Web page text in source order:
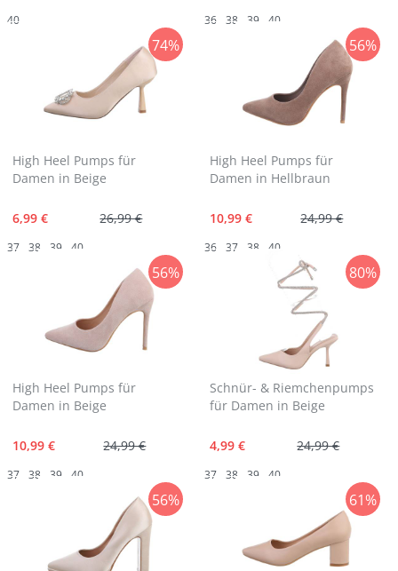
40 36 38 39 40
74%
High Heel Pumps für
Damen in Beige
26,99 €
6,99 €
37 38 39 40
56%
High Heel Pumps für
Damen in Hellbraun
24,99 €
10,99 €
36 37 38 40
56%
High Heel Pumps für
Damen in Beige
24,99 €
10,99 €
37 38 39 40
80%
Schnür- & Riemchenpumps
für Damen in Beige
24,99 €
4,99 €
37 38 39 40
56% 61%